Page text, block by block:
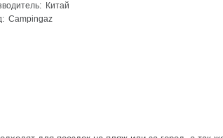
Китай
Campingaz